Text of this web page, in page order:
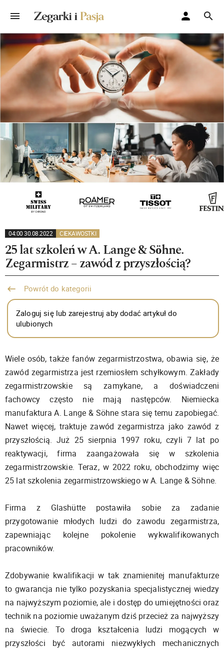
04:00 30.08.2022 CIEKAWOSTKI
25 lat szkoleń w A. Lange & Söhne.
Zegarmistrz – zawód z przyszłością?
Powrót do kategorii
Zaloguj się lub zarejestruj aby dodać artykuł do
ulubionych
Wiele osób, także fanów zegarmistrzostwa, obawia się, że
zawód zegarmistrza jest rzemiosłem schyłkowym. Zakłady
zegarmistrzowskie są zamykane, a doświadczeni
fachowcy często nie mają następców. Niemiecka
manufaktura A. Lange & Söhne stara się temu zapobiegać.
Nawet więcej, traktuje zawód zegarmistrza jako zawód z
przyszłością. Już 25 sierpnia 1997 roku, czyli 7 lat po
reaktywacji, firma zaangażowała się w szkolenia
zegarmistrzowskie. Teraz, w 2022 roku, obchodzimy więc
25 lat szkolenia zegarmistrzowskiego w A. Lange & Söhne.
Firma z Glashütte postawiła sobie za zadanie
przygotowanie młodych ludzi do zawodu zegarmistrza,
zapewniając kolejne pokolenie wykwalifikowanych
pracowników.
Zdobywanie kwalifikacji w tak znamienitej manufakturze
to gwarancja nie tylko pozyskania specjalistycznej wiedzy
na najwyższym poziomie, ale i dostęp do umiejętności oraz
technik na poziomie uważanym dziś przecież za najwyższy
na świecie. To droga kształcenia ludzi mogących w
przyszłości być autorami niezwykłych mechanicznych